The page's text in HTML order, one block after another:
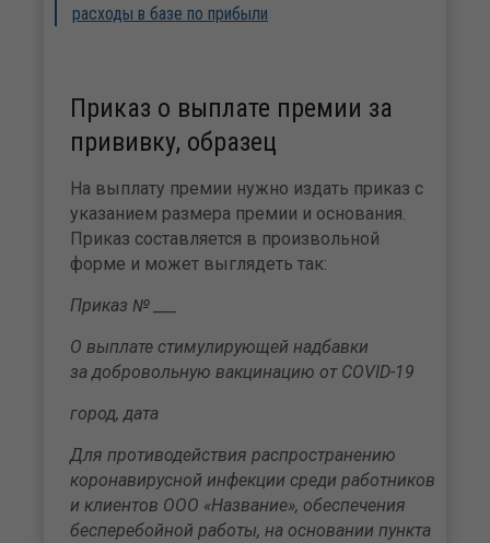
расходы в базе по прибыли
Приказ о выплате премии за
прививку, образец
На выплату премии нужно издать приказ с
указанием размера премии и основания.
Приказ составляется в произвольной
форме и может выглядеть так:
Приказ № ___
О выплате стимулирующей надбавки
за добровольную вакцинацию от COVID-19
город, дата
Для противодействия распространению
коронавирусной инфекции среди работников
и клиентов ООО «Название», обеспечения
бесперебойной работы, на основании пункта